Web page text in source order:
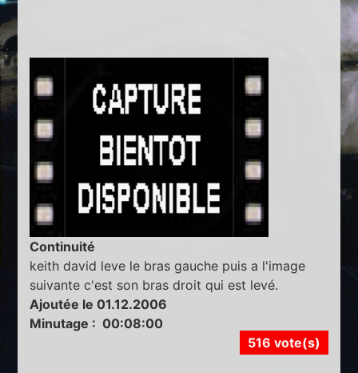
Continuité
keith david leve le bras gauche puis a l'image
suivante c'est son bras droit qui est levé.
Ajoutée le 01.12.2006
Minutage : 00:08:00
516 vote(s)